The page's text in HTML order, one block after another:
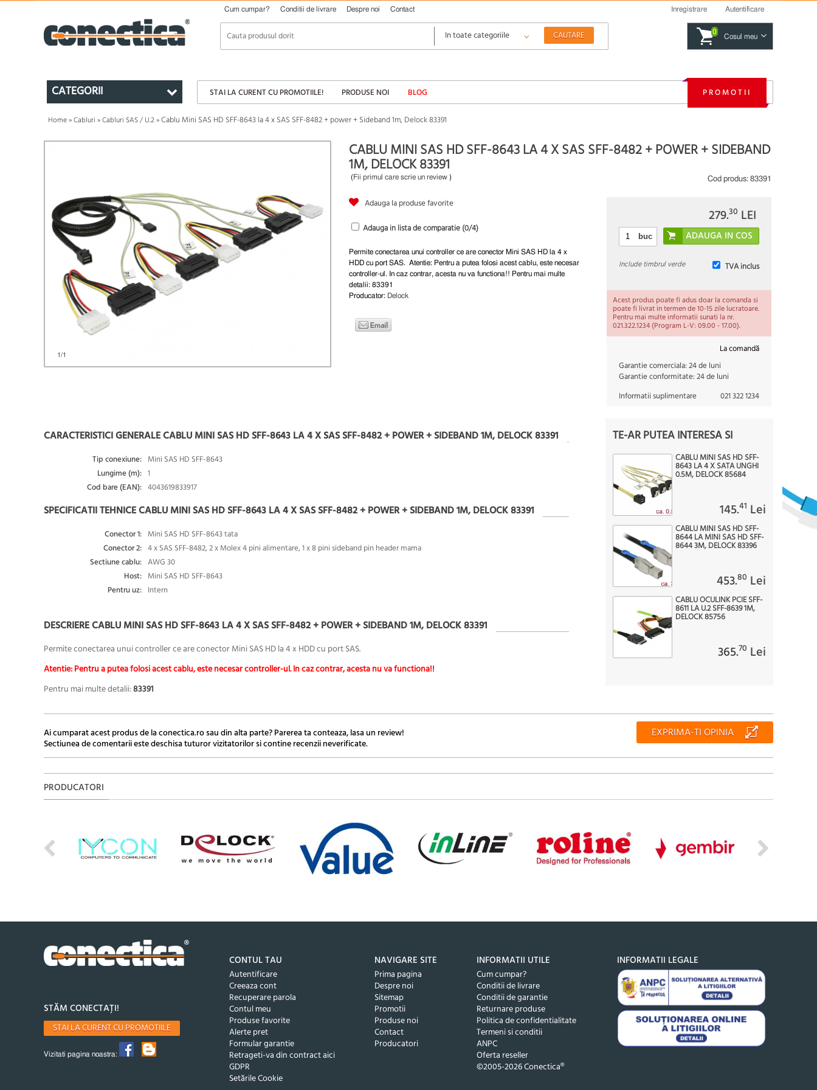
Cum cumpar? Conditii de livrare Despre noi Contact Inregistrare Autentificare
0
Cosul meu
CATEGORII STAI LA CURENT CU PROMOTIILE! PRODUSE NOI BLOG PROMOTII
Home»Cabluri »Cabluri SAS / U.2»Cablu Mini SAS HD SFF-8643 la 4 x SAS SFF-8482 + power + Sideband 1m, Delock 83391
1/1
CABLU MINI SAS HD SFF-8643 LA 4 X SAS SFF-8482 + POWER + SIDEBAND
1M, DELOCK 83391
(Fii primul care scrie un review ) Cod produs: 83391
Adauga la produse favorite
Adauga in lista de comparatie (0/4)
Permite conectarea unui controller ce are conector Mini SAS HD la 4 x
HDD cu port SAS. Atentie: Pentru a putea folosi acest cablu, este necesar
controller-ul. In caz contrar, acesta nu va functiona!! Pentru mai multe
detalii: 83391
Producator: Delock
279.30 LEI
buc
TVA inclus
Include timbrul verde
Acest produs poate fi adus doar la comanda si
poate fi livrat in termen de 10-15 zile lucratoare.
Pentru mai multe informatii sunati la nr.
021.322.1234 (Program L-V: 09.00 - 17.00).
La comandă
Garantie comerciala:24 de luni
Garantie conformitate:24 de luni
Informatii suplimentare
021 322 1234
CARACTERISTICI GENERALE CABLU MINI SAS HD SFF-8643 LA 4 X SAS SFF-8482 + POWER + SIDEBAND 1M, DELOCK 83391
Tip conexiune: Mini SAS HD SFF-8643
Lungime (m): 1
Cod bare (EAN): 4043619833917
SPECIFICATII TEHNICE CABLU MINI SAS HD SFF-8643 LA 4 X SAS SFF-8482 + POWER + SIDEBAND 1M, DELOCK 83391
Conector 1: Mini SAS HD SFF-8643 tata
Conector 2: 4 x SAS SFF-8482, 2 x Molex 4 pini alimentare, 1 x 8 pini sideband pin header mama
Sectiune cablu: AWG 30
Host: Mini SAS HD SFF-8643
Pentru uz: Intern
DESCRIERE CABLU MINI SAS HD SFF-8643 LA 4 X SAS SFF-8482 + POWER + SIDEBAND 1M, DELOCK 83391
Permite conectarea unui controller ce are conectorMini SAS HD la 4 x HDD cu port SAS.
Atentie: Pentru a putea folosi acest cablu, este necesar controller-ul. In caz contrar, acesta nu va functiona!!
Pentru mai multe detalii:83391
TE-AR PUTEA INTERESA SI
CABLU MINI SAS HD SFF-
8643 LA 4 X SATA UNGHI
0.5M, DELOCK 85684
145.41 Lei
CABLU MINI SAS HD SFF-
8644 LA MINI SAS HD SFF-
8644 3M, DELOCK 83396
453.80 Lei
CABLU OCULINK PCIE SFF-
8611 LA U.2 SFF-8639 1M,
DELOCK 85756
365.70 Lei
Ai cumparat acest produs de la conectica.ro sau din alta parte? Parerea ta conteaza, lasa un review!
Sectiunea de comentarii este deschisa tuturor vizitatorilor si contine recenzii neverificate.
EXPRIMA-TI OPINIA
PRODUCATORI
STĂM CONECTAȚI!
STAI LA CURENT CU PROMOTIILE
Vizitati pagina noastra:
CONTUL TAU
Autentificare
Creeaza cont
Recuperare parola
Contul meu
Produse favorite
Alerte pret
Formular garantie
Retrageti-va din contract aici
GDPR
Setările Cookie
NAVIGARE SITE
Prima pagina
Despre noi
Sitemap
Promotii
Produse noi
Contact
Producatori
INFORMATII UTILE
Cum cumpar?
Conditii de livrare
Conditii de garantie
Returnare produse
Politica de confidentialitate
Termeni si conditii
ANPC
Oferta reseller
©2005-2026 Conectica®
INFORMATII LEGALE